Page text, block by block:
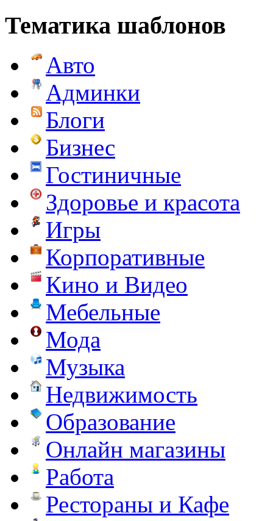
Тематика шаблонов
Авто
Админки
Блоги
Бизнес
Гостиничные
Здоровье и красота
Игры
Корпоративные
Кино и Видео
Мебельные
Мода
Музыка
Недвижимость
Образование
Онлайн магазины
Работа
Рестораны и Кафе